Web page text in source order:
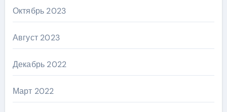
Октябрь 2023
Август 2023
Декабрь 2022
Март 2022